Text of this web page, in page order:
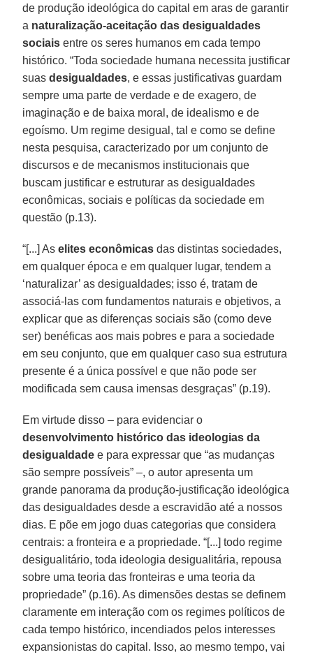
de produção ideológica do capital em aras de garantir
a naturalização-aceitação das desigualdades
sociais entre os seres humanos em cada tempo
histórico. “Toda sociedade humana necessita justificar
suasdesigualdades, e essas justificativas guardam
sempre uma parte de verdade e de exagero, de
imaginação e de baixa moral, de idealismo e de
egoísmo. Um regime desigual, tal e como se define
nesta pesquisa, caracterizado por um conjunto de
discursos e de mecanismos institucionais que
buscam justificar e estruturar as desigualdades
econômicas, sociais e políticas da sociedade em
questão (p.13).
“[...] Aselites econômicas das distintas sociedades,
em qualquer época e em qualquer lugar, tendem a
‘naturalizar’ as desigualdades; isso é, tratam de
associá-las com fundamentos naturais e objetivos, a
explicar que as diferenças sociais são (como deve
ser) benéficas aos mais pobres e para a sociedade
em seu conjunto, que em qualquer caso sua estrutura
presente é a única possível e que não pode ser
modificada sem causa imensas desgraças” (p.19).
Em virtude disso – para evidenciar o
desenvolvimento histórico das ideologias da
desigualdade e para expressar que “as mudanças
são sempre possíveis” –, o autor apresenta um
grande panorama da produção-justificação ideológica
das desigualdades desde a escravidão até a nossos
dias. E põe em jogo duas categorias que considera
centrais: a fronteira e a propriedade. “[...] todo regime
desigualitário, toda ideologia desigualitária, repousa
sobre uma teoria das fronteiras e uma teoria da
propriedade” (p.16). As dimensões destas se definem
claramente em interação com os regimes políticos de
cada tempo histórico, incendiados pelos interesses
expansionistas do capital. Isso, ao mesmo tempo, vai